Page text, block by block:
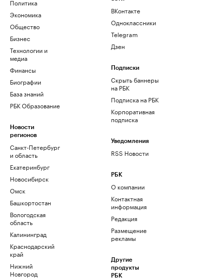
Политика
Экономика
Общество
Бизнес
Технологии и
медиа
Финансы
Биографии
База знаний
РБК Образование
Новости
регионов
Санкт-Петербург
и область
Екатеринбург
Новосибирск
Омск
Башкортостан
Вологодская
область
Калининград
Краснодарский
край
Нижний
Новгород
ВКонтакте
Одноклассники
Telegram
Дзен
Подписки
Скрыть баннеры
на РБК
Подписка на РБК
Корпоративная
подписка
Уведомления
RSS Новости
РБК
О компании
Контактная
информация
Редакция
Размещение
рекламы
Другие
продукты
РБК